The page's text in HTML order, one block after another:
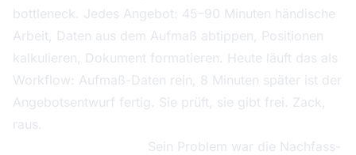
bottleneck. Jedes Angebot: 45–90 Minuten händische
Arbeit, Daten aus dem Aufmaß abtippen, Positionen
kalkulieren, Dokument formatieren. Heute läuft das als
Workflow: Aufmaß-Daten rein, 8 Minuten später ist der
Angebotsentwurf fertig. Sie prüft, sie gibt frei. Zack,
raus.
Sein Problem war die Nachfass-